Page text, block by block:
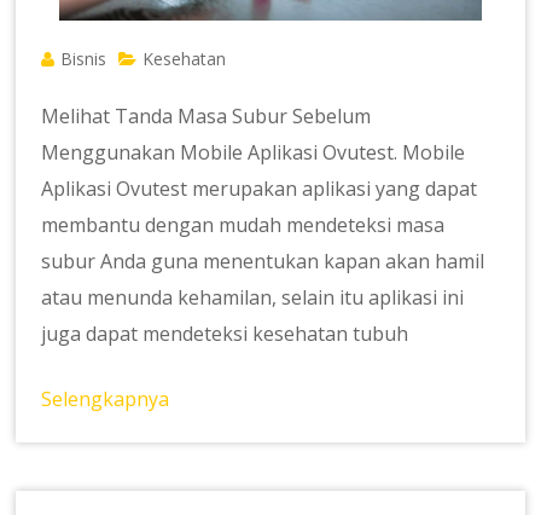
Bisnis Kesehatan
Melihat Tanda Masa Subur Sebelum
Menggunakan Mobile Aplikasi Ovutest. Mobile
Aplikasi Ovutest merupakan aplikasi yang dapat
membantu dengan mudah mendeteksi masa
subur Anda guna menentukan kapan akan hamil
atau menunda kehamilan, selain itu aplikasi ini
juga dapat mendeteksi kesehatan tubuh
Selengkapnya